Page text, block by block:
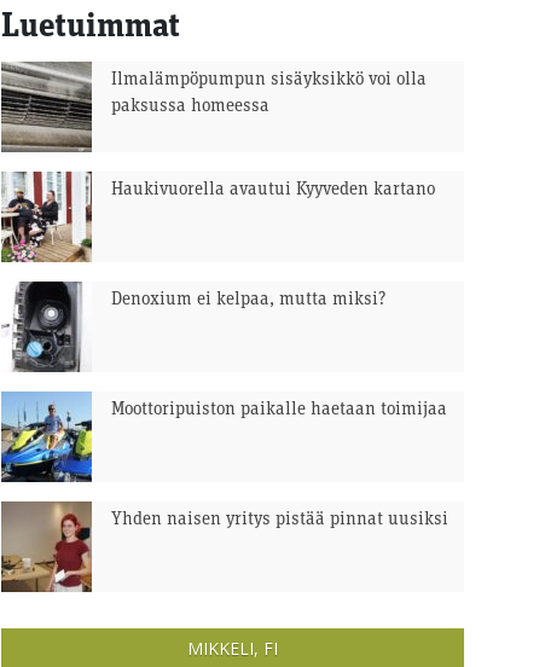
Luetuimmat
Ilmalämpöpumpun sisäyksikkö voi olla
paksussa homeessa
Haukivuorella avautui Kyyveden kartano
Denoxium ei kelpaa, mutta miksi?
Moottoripuiston paikalle haetaan toimijaa
Yhden naisen yritys pistää pinnat uusiksi
MIKKELI, FI